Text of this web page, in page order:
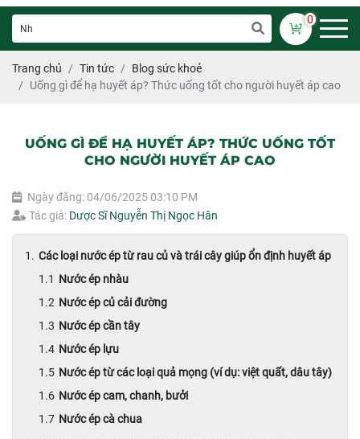
0
Trang chủ Tin tức
Blog sức khoẻ
Uống gì để hạ huyết áp? Thức uống tốt cho người huyết áp cao
UỐNG GÌ ĐỂ HẠ HUYẾT ÁP? THỨC UỐNG TỐT
CHO NGƯỜI HUYẾT ÁP CAO
Ngày đăng: 04/06/2025 03:10 PM
Tác giả: Dược Sĩ Nguyễn Thị Ngọc Hân
Các loại nước ép từ rau củ và trái cây giúp ổn định huyết áp
Nước ép nhàu
Nước ép củ cải đường
Nước ép cần tây
Nước ép lựu
Nước ép từ các loại quả mọng (ví dụ: việt quất, dâu tây)
Nước ép cam, chanh, bưởi
Nước ép cà chua